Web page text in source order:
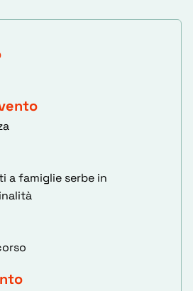
a famiglie serbe in